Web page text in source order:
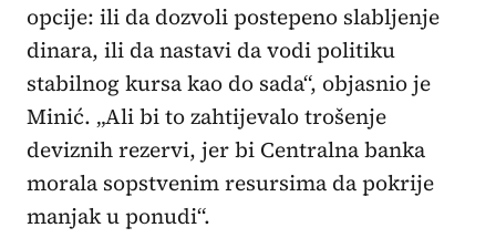
opcije: ili da dozvoli postepeno slabljenje
dinara, ili da nastavi da vodi politiku
stabilnog kursa kao do sada“, objasnio je
Minić. „Ali bi to zahtijevalo trošenje
deviznih rezervi, jer bi Centralna banka
morala sopstvenim resursima da pokrije
manjak u ponudi“.